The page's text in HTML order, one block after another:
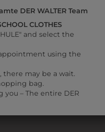
DER WALTER Team
CLOTHES
and select the
using the
may be a wait.
bag.
you – The entire DER